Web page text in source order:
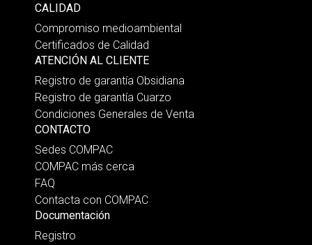
CALIDAD
Compromiso medioambiental
Certificados de Calidad
ATENCIÓN AL CLIENTE
Registro de garantía Obsidiana
Registro de garantía Cuarzo
Condiciones Generales de Venta
CONTACTO
Sedes COMPAC
COMPAC más cerca
FAQ
Contacta con COMPAC
Documentación
Registro